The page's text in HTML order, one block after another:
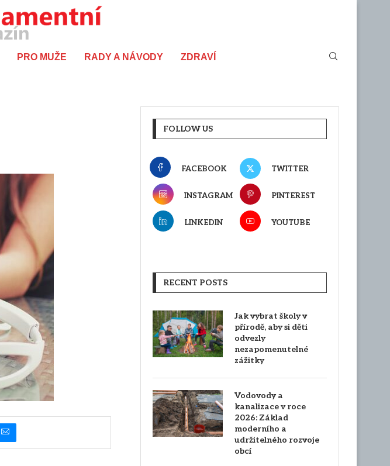
PRO MUŽE RADY A NÁVODY ZDRAVÍ
FOLLOW US
FACEBOOK TWITTER
INSTAGRAM PINTEREST
LINKEDIN YOUTUBE
RECENT POSTS
Jak vybrat školy v
přírodě, aby si děti
odvezly
nezapomenutelné
zážitky
Vodovody a
kanalizace v roce
2026: Základ
moderního a
udržitelného rozvoje
obcí